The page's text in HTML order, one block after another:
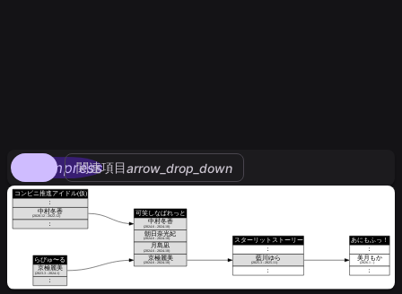
compress
関連項目arrow_drop_down